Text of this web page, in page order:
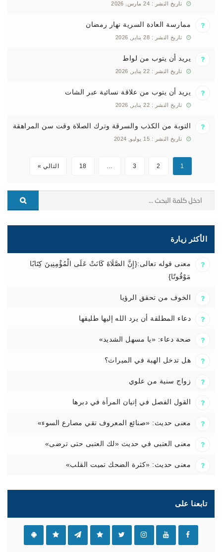
تاريخ النشر : 24 مارس, 2026
ممارسة العادة السرية نهار رمضان
تاريخ النشر : 28 يناير, 2026
يريد أن يتوب من لواط
تاريخ النشر : 22 يناير, 2026
يريد أن يتوب من علاقة نسائية عبر الشات
تاريخ النشر : 22 يناير, 2026
التوبة من الكذب والسرقة وترك الصلاة وقت سن المراهقة
تاريخ النشر : 15 يوليو, 2024
1
2
3
…
18 التالي »
الأكثر زيارة
معنى قوله تعالى:{إِنَّ الصَّلَاةَ كَانَتْ عَلَى الْمُؤْمِنِينَ كِتَابًا
مَوْقُوتًا}
الخوف من تحقق الرؤيا
دعاء المطلقة أن يرد الله إليها طليقها
صحة دعاء: «يا مسهل الشديد»
هل تدخل الهبة في الميراث؟
زواج سنية من علوي
القول الفصل في إتيان المرأة في دبرها
معنى حديث: «صنائع المعروف تقي مصارع السوء»
معنى العتبى في حديث «لك العتبى حتى ترضى»
معنى حديث: «كثرة الضحك تميت القلب»
تابعنا على